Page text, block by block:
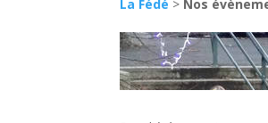
La Fédé > Nos